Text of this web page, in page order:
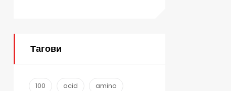
Тагови
100 acid amino